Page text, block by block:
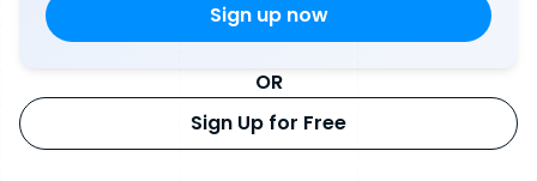
OR
Sign Up for Free